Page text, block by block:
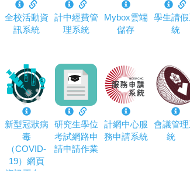
全校活動資
訊系統
計中經費管
理系統
Mybox雲端
儲存
學生請假
統
新型冠狀病
毒
（COVID-
19）網頁
資訊平台...
研究生學位
考試網路申
請申請作業
計網中心服
務申請系統
會議管理
統